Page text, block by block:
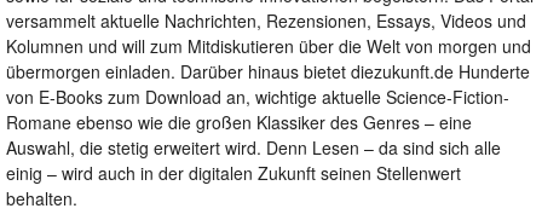
versammelt aktuelle Nachrichten, Rezensionen, Essays, Videos und
Kolumnen und will zum Mitdiskutieren über die Welt von morgen und
übermorgen einladen. Darüber hinaus bietet diezukunft.de Hunderte
von E-Books zum Download an, wichtige aktuelle Science-Fiction-
Romane ebenso wie die großen Klassiker des Genres – eine
Auswahl, die stetig erweitert wird. Denn Lesen – da sind sich alle
einig – wird auch in der digitalen Zukunft seinen Stellenwert
behalten.